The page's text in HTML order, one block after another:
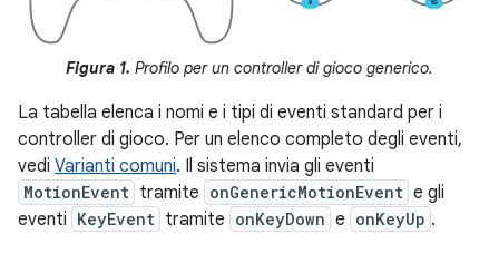
Figura 1. Profilo per un controller di gioco generico.
La tabella elenca i nomi e i tipi di eventi standard per i
controller di gioco. Per un elenco completo degli eventi,
vedi Varianti comuni. Il sistema invia gli eventi
MotionEvent tramite onGenericMotionEvent e gli
eventi KeyEvent tramite onKeyDown e onKeyUp .